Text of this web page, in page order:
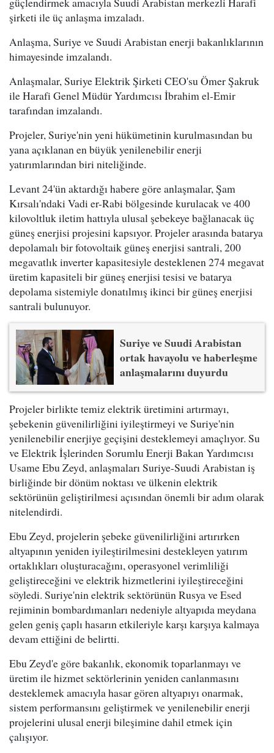
şirketi ile üç anlaşma imzaladı.
Anlaşma, Suriye ve Suudi Arabistan enerji bakanlıklarının
himayesinde imzalandı.
Anlaşmalar, Suriye Elektrik Şirketi CEO'su Ömer Şakruk
ile Harafi Genel Müdür Yardımcısı İbrahim el-Emir
tarafından imzalandı.
Projeler, Suriye'nin yeni hükümetinin kurulmasından bu
yana açıklanan en büyük yenilenebilir enerji
yatırımlarından biri niteliğinde.
Levant 24'ün aktardığı habere göre anlaşmalar, Şam
Kırsalı'ndaki Vadi er-Rabi bölgesinde kurulacak ve 400
kilovoltluk iletim hattıyla ulusal şebekeye bağlanacak üç
güneş enerjisi projesini kapsıyor. Projeler arasında batarya
depolamalı bir fotovoltaik güneş enerjisi santrali, 200
megavatlık inverter kapasitesiyle desteklenen 274 megavat
üretim kapasiteli bir güneş enerjisi tesisi ve batarya
depolama sistemiyle donatılmış ikinci bir güneş enerjisi
santrali bulunuyor.
Suriye ve Suudi Arabistan
ortak havayolu ve haberleşme
anlaşmalarını duyurdu
Projeler birlikte temiz elektrik üretimini artırmayı,
şebekenin güvenilirliğini iyileştirmeyi ve Suriye'nin
yenilenebilir enerjiye geçişini desteklemeyi amaçlıyor. Su
ve Elektrik İşlerinden Sorumlu Enerji Bakan Yardımcısı
Usame Ebu Zeyd, anlaşmaları Suriye-Suudi Arabistan iş
birliğinde bir dönüm noktası ve ülkenin elektrik
sektörünün geliştirilmesi açısından önemli bir adım olarak
nitelendirdi.
Ebu Zeyd, projelerin şebeke güvenilirliğini artırırken
altyapının yeniden iyileştirilmesini destekleyen yatırım
ortaklıkları oluşturacağını, operasyonel verimliliği
geliştireceğini ve elektrik hizmetlerini iyileştireceğini
söyledi. Suriye'nin elektrik sektörünün Rusya ve Esed
rejiminin bombardımanları nedeniyle altyapıda meydana
gelen geniş çaplı hasarın etkileriyle karşı karşıya kalmaya
devam ettiğini de belirtti.
Ebu Zeyd'e göre bakanlık, ekonomik toparlanmayı ve
üretim ile hizmet sektörlerinin yeniden canlanmasını
desteklemek amacıyla hasar gören altyapıyı onarmak,
sistem performansını geliştirmek ve yenilenebilir enerji
projelerini ulusal enerji bileşimine dahil etmek için
çalışıyor.